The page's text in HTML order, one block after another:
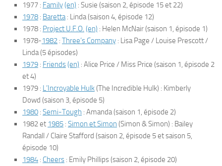
1977 : Family(en) : Susie (saison 2, épisode 15 et 22)
1978 : Baretta: Linda(saison 4, épisode 12)
1978 : Project U.F.O. (en) : Helen McNair(saison 1, épisode 1)
1978-1982 : Three’s Company : Lisa Page / Louise Prescott /
Linda(5 épisodes)
1979 : Friends(en) : Alice Price / Miss Price (saison 1, épisode 2
et 4)
1979 : L’Incroyable Hulk(The Incredible Hulk) : Kimberly
Dowd (saison 3, épisode 5)
1980 : Semi-Tough : Amanda(saison 1, épisode 2)
1982 et 1985 : Simon et Simon (Simon & Simon) : Bailey
Randall / Claire Stafford (saison 2, épisode 5 et saison 5,
épisode 10)
1984 : Cheers : Emily Phillips(saison 2, épisode 20)